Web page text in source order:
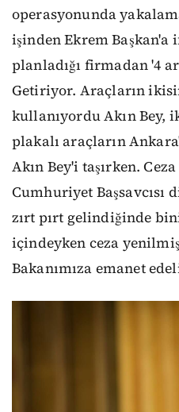
operasyonunda
işinden Ekrem Başkan'a
planladığı firmadan '4
Getiriyor. Araçların
kullanıyordu Akın Bey,
plakalı araçların
Akın Bey'i taşırken.
Cumhuriyet Başsavcısı
zırt pırt gelindiğinde
içindeyken ceza
Bakanımıza emanet